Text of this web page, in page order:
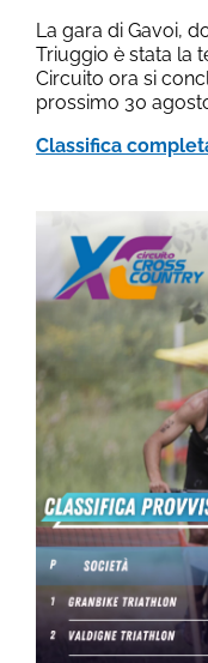
La gara di Gavoi,
Triuggio è stata la
Circuito ora si
prossimo 30
Classifica